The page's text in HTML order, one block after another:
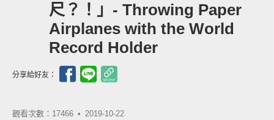
尺？！」- Throwing Paper
Airplanes with the World
Record Holder
分享給好友：
觀看次數：17466 • 2019-10-22